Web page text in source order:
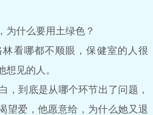
什么要用土绿色？
哪都不顺眼，保健室的人很
想见的人。
到底是从哪个环节出了问题，
望爱，他愿意给，为什么她又退